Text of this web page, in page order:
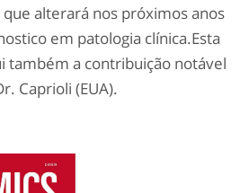
alterará nos próximos anos
em patologia clínica.Esta
também a contribuição notável
Caprioli (EUA).